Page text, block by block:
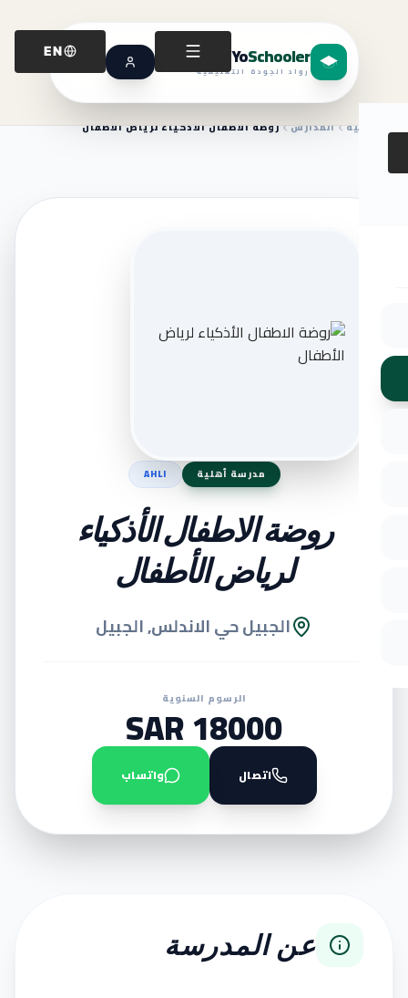
YoSchooler
رواد الجودة التعليمية
EN
الرئيسية المدارس روضة الاطفال الأذكياء لرياض الأطفال
مدرسة أهلية AHLI
روضة الاطفال الأذكياء
لرياض الأطفال
الجبيل حي الاندلس, الجبيل
الرسوم السنوية
18000 SAR
اتصال واتساب
عن المدرسة